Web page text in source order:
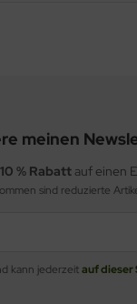
meinen
10 % Rabattauf einen
sind reduzierte
kann jederzeitauf dieser